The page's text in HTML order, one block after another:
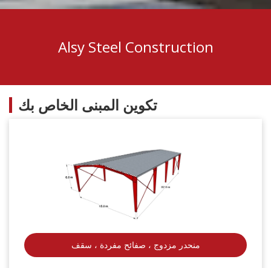
Alsy Steel Construction
تكوين المبنى الخاص بك
منحدر مزدوج ، صفائح مفردة ، سقف